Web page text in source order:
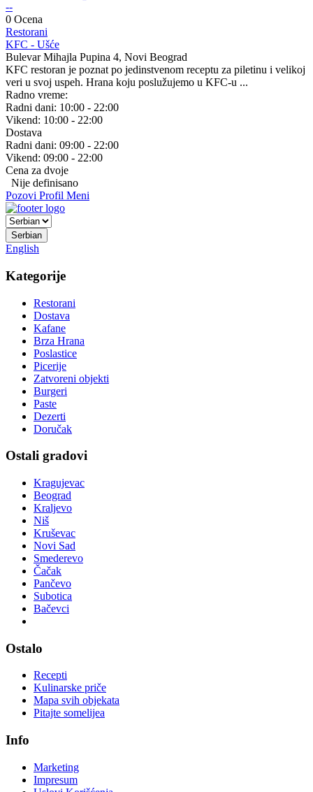
--
0 Ocena
Restorani
KFC - Ušće
Bulevar Mihajla Pupina 4, Novi Beograd
KFC restoran je poznat po jedinstvenom receptu za piletinu i velikoj
veri u svoj uspeh. Hrana koju poslužujemo u KFC-u ...
Radno vreme:
Radni dani: 10:00 - 22:00
Vikend: 10:00 - 22:00
Dostava
Radni dani: 09:00 - 22:00
Vikend: 09:00 - 22:00
Cena za dvoje
Nije definisano
Pozovi Profil Meni
Serbian
English
Kategorije
Restorani
Dostava
Kafane
Brza Hrana
Poslastice
Picerije
Zatvoreni objekti
Burgeri
Paste
Dezerti
Doručak
Ostali gradovi
Kragujevac
Beograd
Kraljevo
Niš
Kruševac
Novi Sad
Smederevo
Čačak
Pančevo
Subotica
Bačevci
Ostalo
Recepti
Kulinarske priče
Mapa svih objekata
Pitajte somelijea
Info
Marketing
Impresum